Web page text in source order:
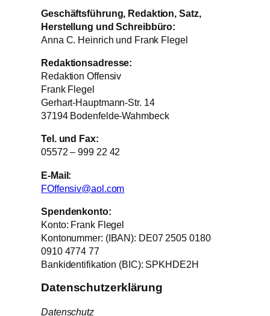
Geschäftsführung, Redaktion, Satz,
Herstellung und Schreibbüro:
Anna C. Heinrich und Frank Flegel
Redaktionsadresse:
Redaktion Offensiv
Frank Flegel
Gerhart-Hauptmann-Str. 14
37194 Bodenfelde-Wahmbeck
Tel. und Fax:
05572 – 999 22 42
E-Mail:
FOffensiv@aol.com
Spendenkonto:
Konto: Frank Flegel
Kontonummer: (IBAN): DE07 2505 0180
0910 4774 77
Bankidentifikation (BIC): SPKHDE2H
Datenschutzerklärung
Datenschutz